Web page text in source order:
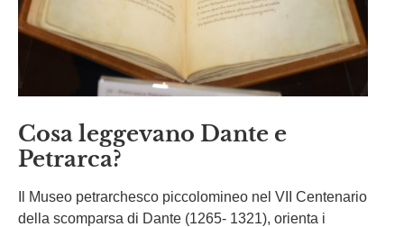
Cosa leggevano Dante e
Petrarca?
Il Museo petrarchesco piccolomineo nel VII Centenario
della scomparsa di Dante (1265- 1321), orienta i